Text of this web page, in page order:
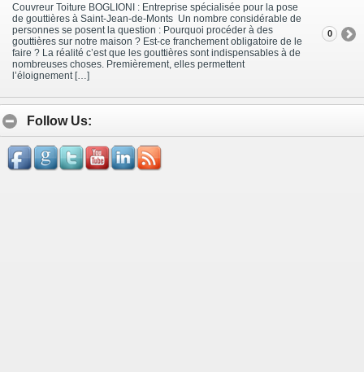
Couvreur Toiture BOGLIONI : Entreprise spécialisée pour la pose
de gouttières à Saint-Jean-de-Monts Un nombre considérable de
personnes se posent la question : Pourquoi procéder à des
gouttières sur notre maison ? Est-ce franchement obligatoire de le
faire ? La réalité c’est que les gouttières sont indispensables à de
nombreuses choses. Premièrement, elles permettent
l’éloignement […]
0
Follow Us: